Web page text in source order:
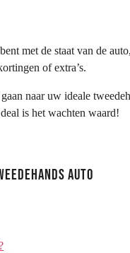
met de staat van de
of extra’s.
naar uw ideale
is het wachten waard!
Auto